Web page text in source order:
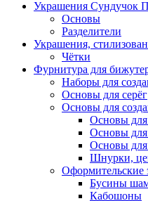
Украшения Сундучок
Основы
Разделители
Украшения,
Чётки
Фурнитура для
Наборы для
Основы для серёг
Основы для
Основы
Основы для
Основы
Шнурки,
Оформительские
Бусины
Кабошоны